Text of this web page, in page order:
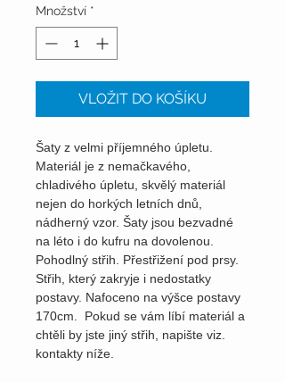
Množství *
VLOŽIT DO KOŠÍKU
Šaty z velmi příjemného úpletu.
Materiál je z nemačkavého,
chladivého úpletu, skvělý materiál
nejen do horkých letních dnů,
nádherný vzor. Šaty jsou bezvadné
na léto i do kufru na dovolenou.
Pohodlný střih. Přestřižení pod prsy.
Střih, který zakryje i nedostatky
postavy. Nafoceno na výšce postavy
170cm. Pokud se vám líbí materiál a
chtěli by jste jiný střih, napište viz.
kontakty níže.